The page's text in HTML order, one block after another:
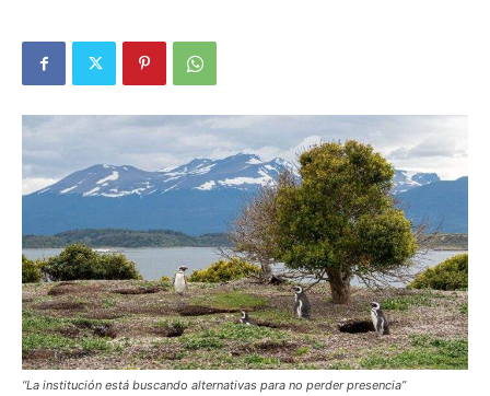
“La institución está buscando alternativas para no perder presencia”